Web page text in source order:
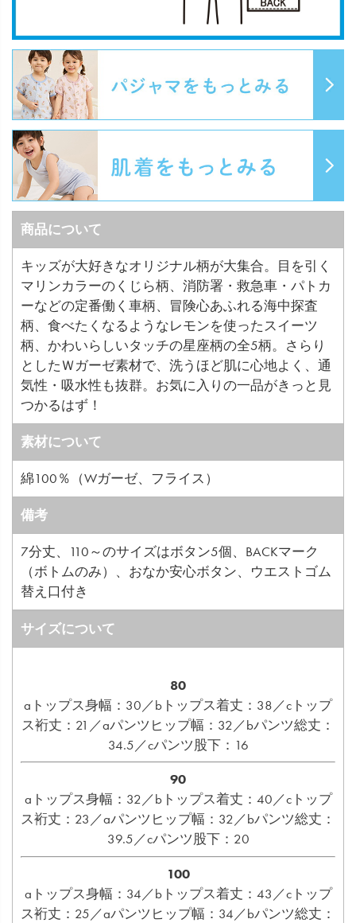
商品について
キッズが大好きなオリジナル柄が大集合。目を引く
マリンカラーのくじら柄、消防署・救急車・パトカ
ーなどの定番働く車柄、冒険心あふれる海中探査
柄、食べたくなるようなレモンを使ったスイーツ
柄、かわいらしいタッチの星座柄の全5柄。さらり
としたＷガーゼ素材で、洗うほど肌に心地よく、通
気性・吸水性も抜群。お気に入りの一品がきっと見
つかるはず！
素材について
綿100％（Wガーゼ、フライス）
備考
7分丈、110～のサイズはボタン5個、BACKマーク
（ボトムのみ）、おなか安心ボタン、ウエストゴム
替え口付き
サイズについて
80
aトップス身幅：30／bトップス着丈：38／cトップ
ス裄丈：21／aパンツヒップ幅：32／bパンツ総丈：
34.5／cパンツ股下：16
90
aトップス身幅：32／bトップス着丈：40／cトップ
ス裄丈：23／aパンツヒップ幅：32／bパンツ総丈：
39.5／cパンツ股下：20
100
aトップス身幅：34／bトップス着丈：43／cトップ
ス裄丈：25／aパンツヒップ幅：34／bパンツ総丈：